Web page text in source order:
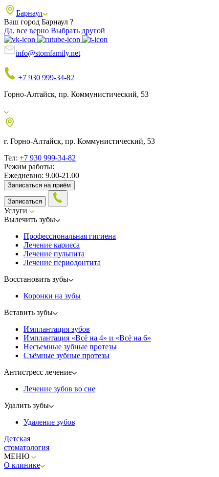
Барнаул
Ваш город Барнаул ?
Да, все верно Выбрать другой
info@stomfamily.net
+7 930 999-34-82
Горно-Алтайск, пр. Коммунистический, 53
г. Горно-Алтайск, пр. Коммунистический, 53
Тел: +7 930 999-34-82
Режим работы:
Ежедневно: 9.00-21.00
Записаться на приём
Записаться
Услуги
Вылечить зубы
Профессиональная гигиена
Лечение кариеса
Лечение пульпита
Лечение периодонтита
Восстановить зубы
Коронки на зубы
Вставить зубы
Имплантация зубов
Имплантация «‎Всё на 4» и «‎Всё на 6»
Несъемные зубные протезы
Съёмные зубные протезы
Антистресс лечение
Лечение зубов во сне
Удалить зубы
Удаление зубов
Детская
стоматология
МЕНЮ
О клинике